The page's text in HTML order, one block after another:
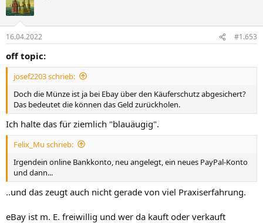
16.04.2022 #1.653
off topic:
josef2203 schrieb:
Doch die Münze ist ja bei Ebay über den Käuferschutz abgesichert?
Das bedeutet die können das Geld zurückholen.
Ich halte das für ziemlich "blauäugig".
Felix_Mu schrieb:
Irgendein online Bankkonto, neu angelegt, ein neues PayPal-Konto
und dann...
..und das zeugt auch nicht gerade von viel Praxiserfahrung.
eBay ist m. E. freiwillig und wer da kauft oder verkauft